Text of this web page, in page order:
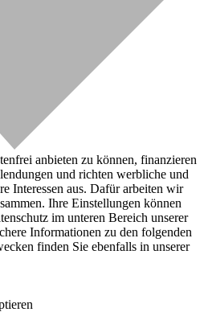
anbieten zu können, finanzieren
und richten werbliche und
Interessen aus. Dafür arbeiten wir
Ihre Einstellungen können
im unteren Bereich unserer
Informationen zu den folgenden
finden Sie ebenfalls in unserer